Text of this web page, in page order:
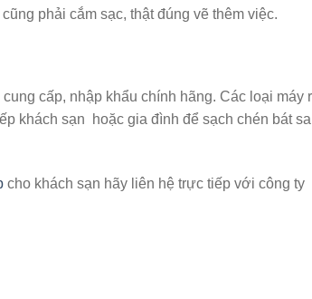
phải cắm sạc, thật đúng vẽ thêm việc.
cấp, nhập khẩu chính hãng. Các loại máy
khách sạn hoặc gia đình để sạch chén bát
cho khách sạn hãy liên hệ trực tiếp với công ty